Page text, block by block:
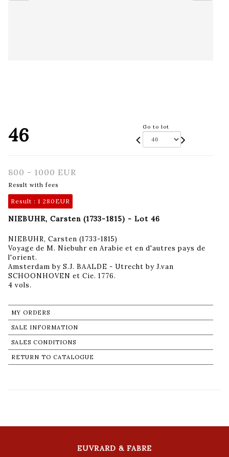
46 Go to lot
800 - 1000 EUR
Result with fees
Result : 1 280EUR
NIEBUHR, Carsten (1733-1815) - Lot 46
NIEBUHR, Carsten (1733-1815)
Voyage de M. Niebuhr en Arabie et en d'autres pays de
l'orient.
Amsterdam by S.J. BAALDE - Utrecht by J.van
SCHOONHOVEN et Cie. 1776.
4 vols.
MY ORDERS
SALE INFORMATION
SALES CONDITIONS
RETURN TO CATALOGUE
EUVRARD & FABRE